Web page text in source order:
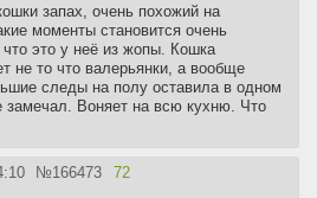
запах, очень похожий на
моменты становится очень
это у неё из жопы. Кошка
не то что валерьянки, а вообще
следы на полу оставила в одном
замечал. Воняет на всю кухню. Что
№166473 72